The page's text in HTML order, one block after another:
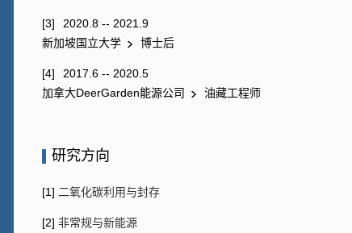
[3]
2020.8 -- 2021.9
新加坡国立大学
博士后
[4]
2017.6 -- 2020.5
加拿大DeerGarden能源公司
油藏工程师
研究方向
[1] 二氧化碳利用与封存
[2] 非常规与新能源